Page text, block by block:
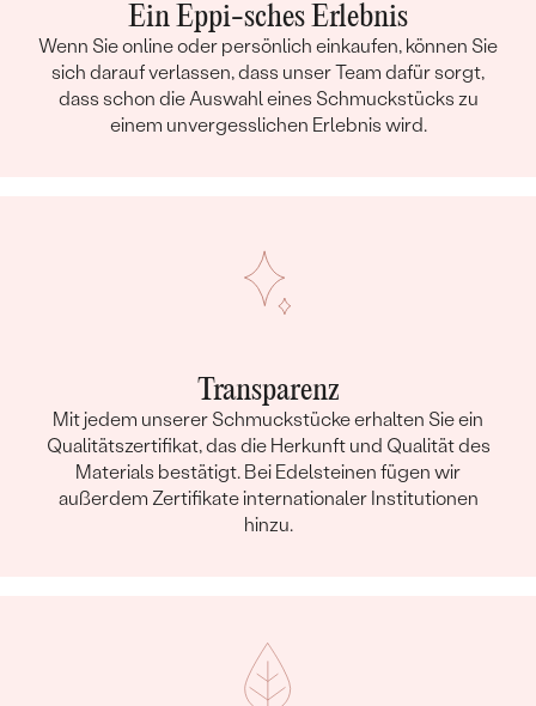
Ein Eppi-sches Erlebnis
Wenn Sie online oder persönlich einkaufen, können Sie
sich darauf verlassen, dass unser Team dafür sorgt,
dass schon die Auswahl eines Schmuckstücks zu
einem unvergesslichen Erlebnis wird.
Transparenz
Mit jedem unserer Schmuckstücke erhalten Sie ein
Qualitätszertifikat, das die Herkunft und Qualität des
Materials bestätigt. Bei Edelsteinen fügen wir
außerdem Zertifikate internationaler Institutionen
hinzu.